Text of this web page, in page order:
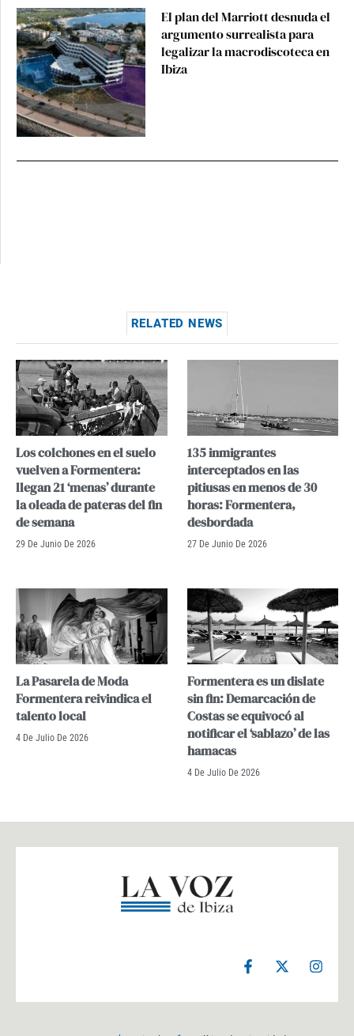
El plan del Marriott desnuda el
argumento surrealista para
legalizar la macrodiscoteca en
Ibiza
RELATED NEWS
Los colchones en el suelo
vuelven a Formentera:
llegan 21 ‘menas’ durante
la oleada de pateras del fin
de semana
29 De Junio De 2026
135 inmigrantes
interceptados en las
pitiusas en menos de 30
horas: Formentera,
desbordada
27 De Junio De 2026
La Pasarela de Moda
Formentera reivindica el
talento local
4 De Julio De 2026
Formentera es un dislate
sin fin: Demarcación de
Costas se equivocó al
notificar el ‘sablazo’ de las
hamacas
4 De Julio De 2026
F
a
e
X
-
w
I
n
t